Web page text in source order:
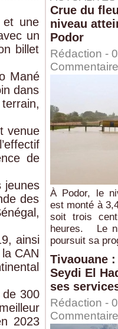
une
un
billet
Mané
dans
venue
de
jeunes
des
ainsi
CAN
de 300
2023
Crue du
niveau
Podor
Rédaction -
Commentaire
À Podor, le
est monté à
soit trois
heures. Le
poursuit sa
Tivaouane
Seydi El
ses
Rédaction -
Commentaire